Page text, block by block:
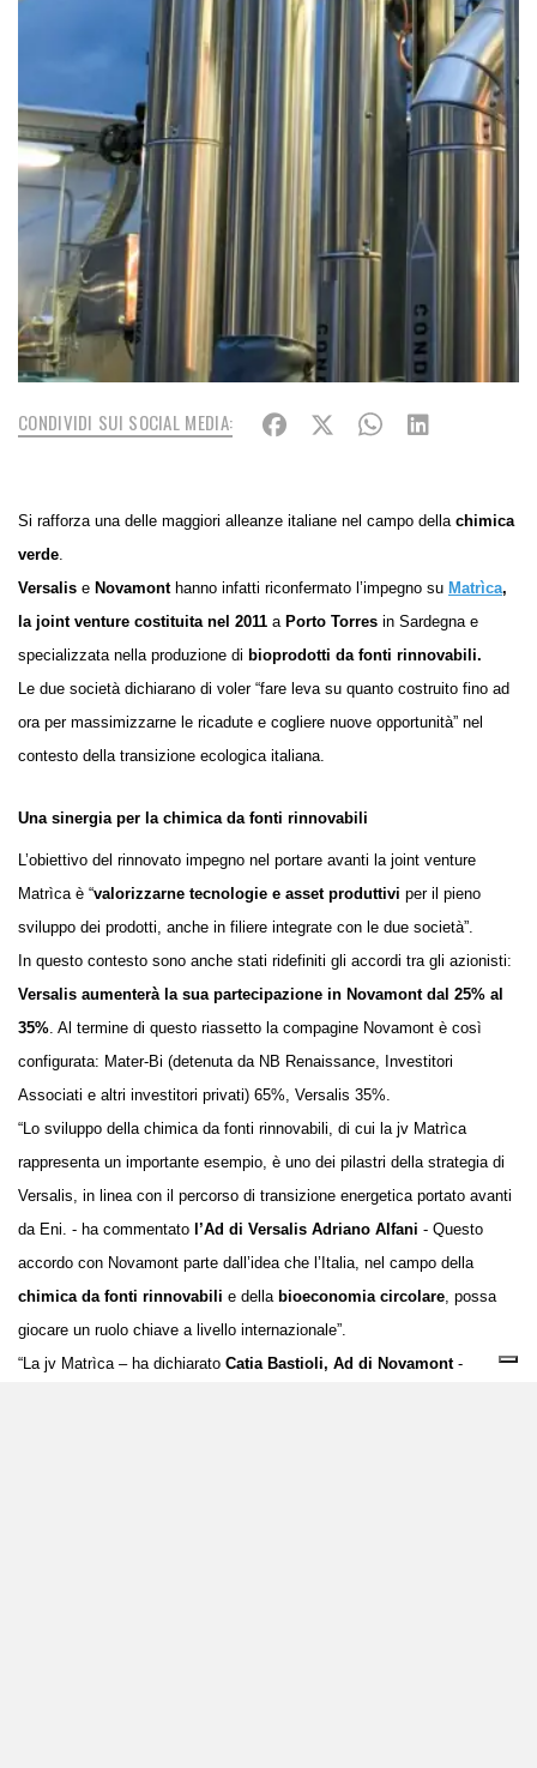
CONDIVIDI SUI SOCIAL MEDIA:
Si rafforza una delle maggiori alleanze italiane nel campo della chimica
verde
Versalis e Novamonthanno infatti riconfermato l’impegno su Matrìca,
la joint venture costituita nel 2011 a Porto Torres in Sardegna e
specializzata nella produzione di bioprodotti da fonti rinnovabili.
Le due società dichiarano di voler “fare leva su quanto costruito fino ad
ora per massimizzarne le ricadute e cogliere nuove opportunità” nel
contesto della transizione ecologica italiana.
Una sinergia per la chimica da fonti rinnovabili
L’obiettivo del rinnovato impegno nel portare avanti la joint venture
Matrìca è “valorizzarne tecnologie e asset produttivi per il pieno
sviluppo dei prodotti, anche in filiere integrate con le due società”.
In questo contesto sono anche stati ridefiniti gli accordi tra gli azionisti:
Versalis aumenterà la sua partecipazione in Novamont dal 25% al
35% . Al termine di questo riassetto la compagine Novamont è così
configurata: Mater-Bi (detenuta da NB Renaissance, Investitori
Associati e altri investitori privati) 65%, Versalis 35%.
“Lo sviluppo della chimica da fonti rinnovabili, di cui la jv Matrìca
rappresenta un importante esempio, è uno dei pilastri della strategia di
Versalis, in linea con il percorso di transizione energetica portato avanti
da Eni. - ha commentato l’Ad di Versalis Adriano Alfani - Questo
accordo con Novamont parte dall’idea che l’Italia, nel campo della
chimica da fonti rinnovabili e della bioeconomia circolare , possa
giocare un ruolo chiave a livello internazionale”.
“La jv Matrìca – ha dichiarato Catia Bastioli, Ad di Novamont-